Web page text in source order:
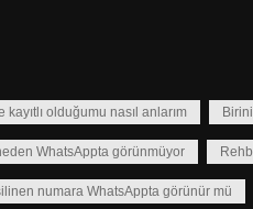
kayıtlı olduğumu nasıl anlarım
WhatsAppta görünmüyor
numara WhatsAppta görünür mü